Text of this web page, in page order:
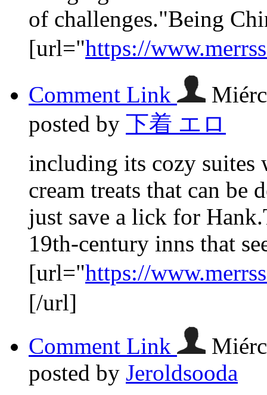
of challenges."Being
[url="https://
Comment Link
posted by 下着 エロ
including its cozy suites
cream treats that can
just save a lick for
19th-century inns that
[url="https://
[/url]
Comment Link
posted by Jeroldsooda